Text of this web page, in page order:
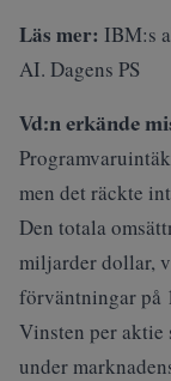
Läs mer: IBM:s
AI. Dagens PS
Vd:n erkände
men det räckte
Den totala
miljarder dollar,
förväntningar på
Vinsten per
under